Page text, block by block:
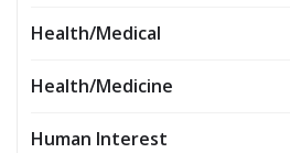
Health/Medical
Health/Medicine
Human Interest